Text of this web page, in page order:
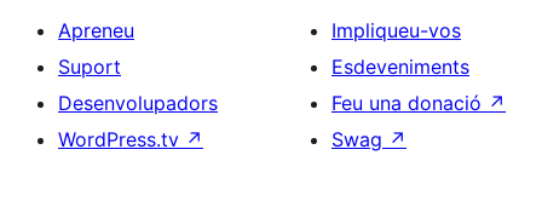
Apreneu
Suport
Desenvolupadors
WordPress.tv ↗
Impliqueu-vos
Esdeveniments
Feu una donació ↗
Swag ↗